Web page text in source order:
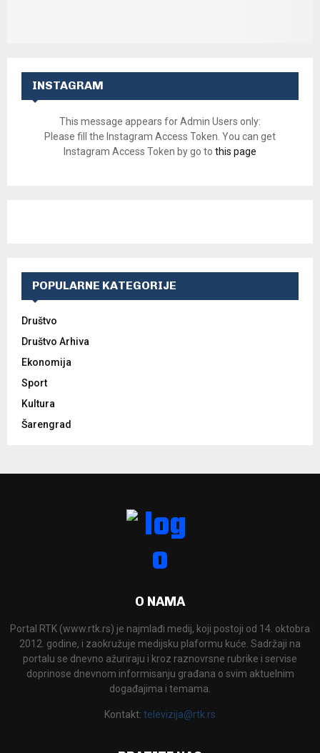
INSTAGRAM
This message appears for Admin Users only:
Please fill the Instagram Access Token. You can get
Instagram Access Token by go to this page
POPULARNE KATEGORIJE
Društvo
Društvo Arhiva
Ekonomija
Sport
Kultura
Šarengrad
O NAMA
Portal RTK (www.rtk.rs) je najmlađi medij, koji postoji od 14. oktobra
2012. godine, i zaokružuje medijsku plaformu kuće. Sadržaji na
portalu se dnevno ažuriraju i kroz raznovrsne rubrike i servise
doprinose dnevnom informisanju građana o svim aktuelnim
događajima i temama.
Kontakt: televizija@rtk.rs